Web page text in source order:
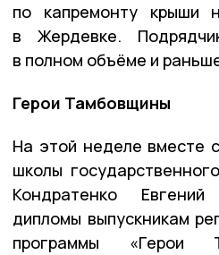
по капремонту крыши
в Жердевке.
в полном объёме и
Герои Тамбовщины
На этой неделе вместе
школы
Кондратенко
дипломы выпускникам
программы «Герои